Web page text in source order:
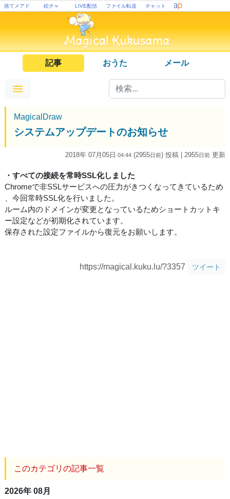
捨てメアド 絵チャ LIVE配信 ファイル転送 チャット
記事 おうた メール
MagicalDraw
システムアップデートのお知らせ
2018年 07月05日 04:44 (2955日前) 投稿 | 2955日前 更新
・すべての接続を常時SSL化しました
Chromeで非SSLサービスへの圧力がきつくなってきているため
、今回常時SSL化を行いました。
ルーム内のドメインが変更となっているためショートカットキ
ー設定などが初期化されています。
保存された設定ファイルから復元をお願いします。
https://magical.kuku.lu/?3357 ツイート
このカテゴリの記事一覧
2026年 08月